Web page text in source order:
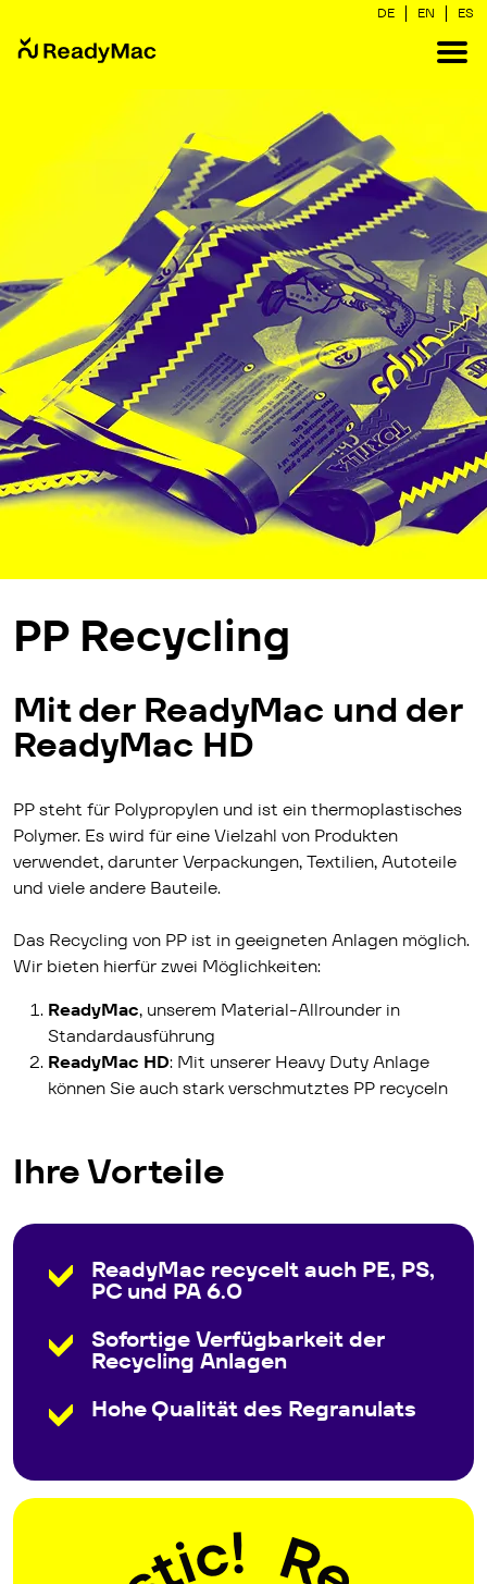
DE | EN | ES
PP Recycling
Mit der ReadyMac und der
ReadyMac HD
PP steht für Polypropylen und ist ein thermoplastisches
Polymer. Es wird für eine Vielzahl von Produkten
verwendet, darunter Verpackungen, Textilien, Autoteile
und viele andere Bauteile.
Das Recycling von PP ist in geeigneten Anlagen möglich.
Wir bieten hierfür zwei Möglichkeiten:
Ready­Mac, unserem Material-Allrounder in
Standardausführung
ReadyMac HD: Mit unserer Heavy Duty Anlage
können Sie auch stark verschmutztes PP recyceln
Ihre Vorteile
Ready­Mac recycelt auch PE, PS,
PC und PA 6.0
Sofortige Verfügbarkeit der
Recycling Anlagen
Hohe Qualität des Regranulats